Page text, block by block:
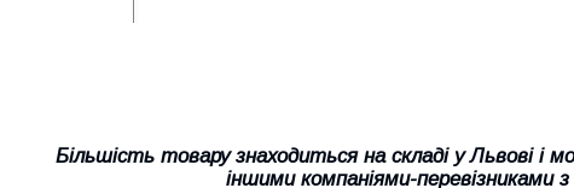
Більшість товару знаходиться на складі у Львові
іншими компаніями-перевізниками